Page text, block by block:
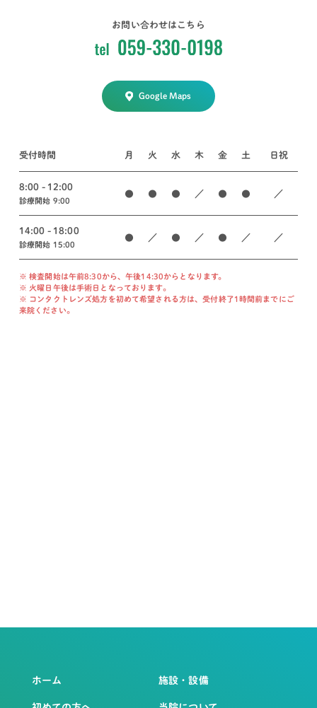
お問い合わせはこちら
Google Maps
受付時間 月 火 水 木 金 土 日祝
8:00 - 12:00
診療開始 9:00
● ● ● ／ ● ● ／
14:00 - 18:00
診療開始 15:00
● ／ ● ／ ● ／ ／
※ 検査開始は午前8:30から、午後14:30からとなります。
※ 火曜日午後は手術日となっております。
※ コンタクトレンズ処方を初めて希望される方は、受付終了1時間前までにご
来院ください。
ホーム 施設・設備